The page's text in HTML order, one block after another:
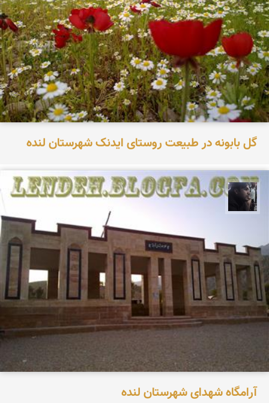
گل بابونه در طبیعت روستای ایدنک شهرستان لنده
حامد محمدی
آرامگاه شهدای شهرستان لنده